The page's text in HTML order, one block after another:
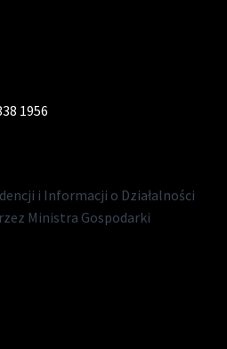
1956
i Informacji o Działalności
Ministra Gospodarki